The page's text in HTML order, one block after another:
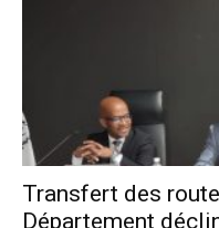
Transfert des
Département